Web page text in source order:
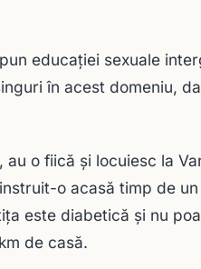
educaţiei sexuale
în acest domeniu,
au o fiică şi locuiesc la
o acasă timp de
este diabetică şi nu
de casă.